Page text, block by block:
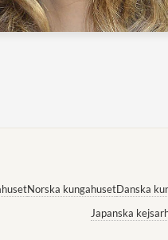
Norska kungahusetDanska
Japanska